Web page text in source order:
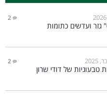
2
גזר ועדשים כתומות
2
טבעוניות של דודי שרון